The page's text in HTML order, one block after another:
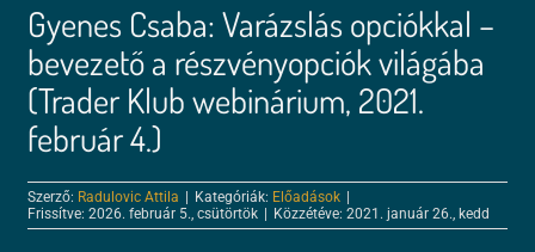
Tartalmak
Képzés
Robotok
Alapok a kereskedéshez
FOREX és tőzsde leckék
Kereskedés
Gyenes Csaba: Varázslás opciókkal –
bevezető a részvényopciók világába
(Trader Klub webinárium, 2021.
február 4.)
Szerző: Radulovic Attila Kategóriák: Előadások
Frissítve: 2026. február 5., csütörtök
Közzétéve: 2021. január 26., kedd